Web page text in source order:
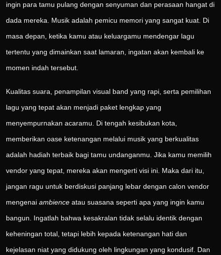
ingin para tamu pulang dengan senyuman dan perasaan hangat di
dada mereka. Musik adalah pemicu memori yang sangat kuat. Di
masa depan, ketika kamu atau keluargamu mendengar lagu
tertentu yang dimainkan saat lamaran, ingatan akan kembali ke
momen indah tersebut.
Kualitas suara, penampilan visual band yang rapi, serta pemilihan
lagu yang tepat akan menjadi paket lengkap yang
menyempurnakan acaramu. Di tengah kesibukan kota,
memberikan oase ketenangan melalui musik yang berkualitas
adalah hadiah terbaik bagi tamu undanganmu. Jika kamu memilih
vendor yang tepat, mereka akan mengerti visi ini. Maka dari itu,
jangan ragu untuk berdiskusi panjang lebar dengan calon vendor
mengenai ambience atau suasana seperti apa yang ingin kamu
bangun. Ingatlah bahwa kesakralan tidak selalu identik dengan
keheningan total, tetapi lebih kepada ketenangan hati dan
kejelasan niat yang didukung oleh lingkungan yang kondusif. Dan